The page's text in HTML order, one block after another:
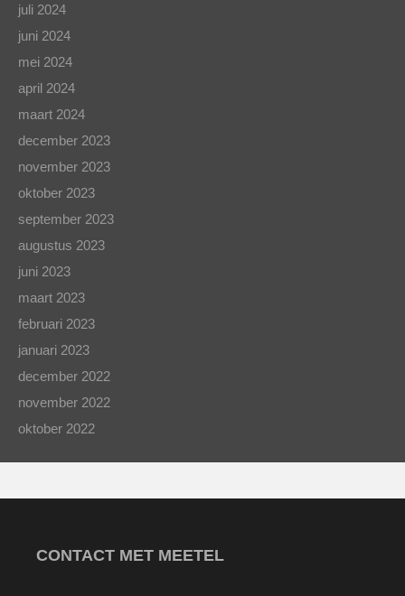
juli 2024
juni 2024
mei 2024
april 2024
maart 2024
december 2023
november 2023
oktober 2023
september 2023
augustus 2023
juni 2023
maart 2023
februari 2023
januari 2023
december 2022
november 2022
oktober 2022
CONTACT MET MEETEL